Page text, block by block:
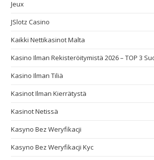
Jeux
JSlotz Casino
Kaikki Nettikasinot Malta
Kasino Ilman Rekisteröitymistä 2026 – TOP 3
Kasino Ilman Tiliä
Kasinot Ilman Kierrätystä
Kasinot Netissä
Kasyno Bez Weryfikacji
Kasyno Bez Weryfikacji Kyc